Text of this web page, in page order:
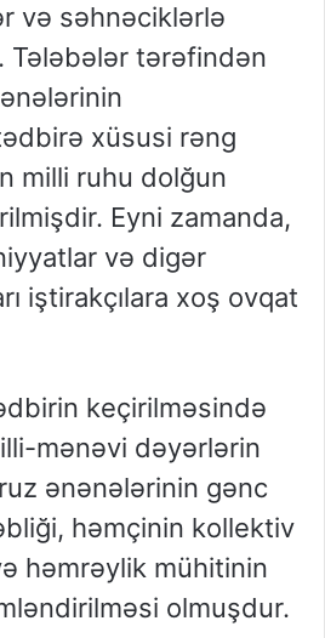
və səhnəciklərlə
Tələbələr tərəfindən
tədbirə xüsusi rəng
milli ruhu dolğun
Eyni zamanda,
və digər
iştirakçılara xoş ovqat
keçirilməsində
mənəvi dəyərlərin
ənənələrinin gənc
həmçinin kollektiv
həmrəylik mühitinin
olmuşdur.